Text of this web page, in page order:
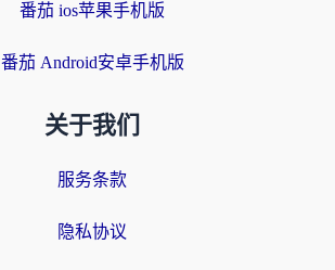
番茄 ios苹果手机版
番茄 Android安卓手机版
关于我们
服务条款
隐私协议